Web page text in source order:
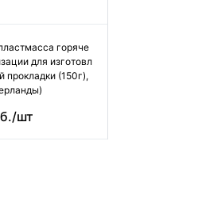
горяче
для изготовл
прокладки (150г),
шт